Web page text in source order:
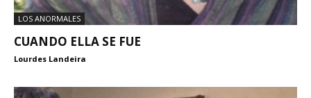
LOS ANORMALES
CUANDO ELLA SE FUE
Lourdes Landeira